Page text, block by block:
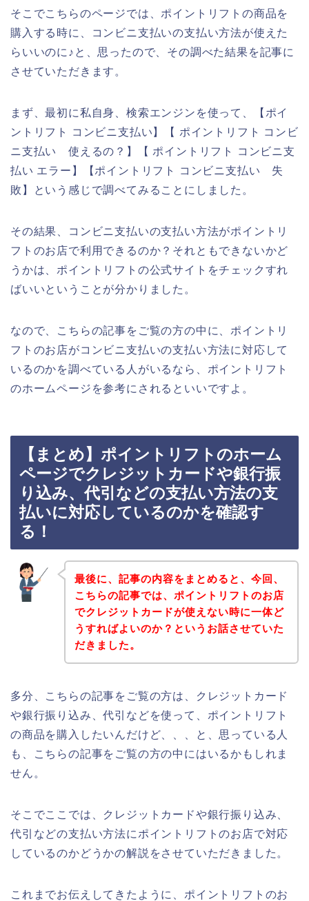
そこでこちらのページでは、ポイントリフトの商品を
購入する時に、コンビニ支払いの支払い方法が使えた
らいいのに♪と、思ったので、その調べた結果を記事に
させていただきます。
まず、最初に私自身、検索エンジンを使って、【ポイ
ントリフト コンビニ支払い】【 ポイントリフト コンビ
ニ支払い 使えるの？】【 ポイントリフト コンビニ支
払い エラー】【ポイントリフト コンビニ支払い 失
敗】という感じで調べてみることにしました。
その結果、コンビニ支払いの支払い方法がポイントリ
フトのお店で利用できるのか？それともできないかど
うかは、ポイントリフトの公式サイトをチェックすれ
ばいいということが分かりました。
なので、こちらの記事をご覧の方の中に、ポイントリ
フトのお店がコンビニ支払いの支払い方法に対応して
いるのかを調べている人がいるなら、ポイントリフト
のホームページを参考にされるといいですよ。
【まとめ】ポイントリフトのホーム
ページでクレジットカードや銀行振
り込み、代引などの支払い方法の支
払いに対応しているのかを確認す
る！
最後に、記事の内容をまとめると、今回、
こちらの記事では、ポイントリフトのお店
でクレジットカードが使えない時に一体ど
うすればよいのか？というお話させていた
だきました。
多分、こちらの記事をご覧の方は、クレジットカード
や銀行振り込み、代引などを使って、ポイントリフト
の商品を購入したいんだけど、、、と、思っている人
も、こちらの記事をご覧の方の中にはいるかもしれま
せん。
そこでここでは、クレジットカードや銀行振り込み、
代引などの支払い方法にポイントリフトのお店で対応
しているのかどうかの解説をさせていただきました。
これまでお伝えしてきたように、ポイントリフトのお